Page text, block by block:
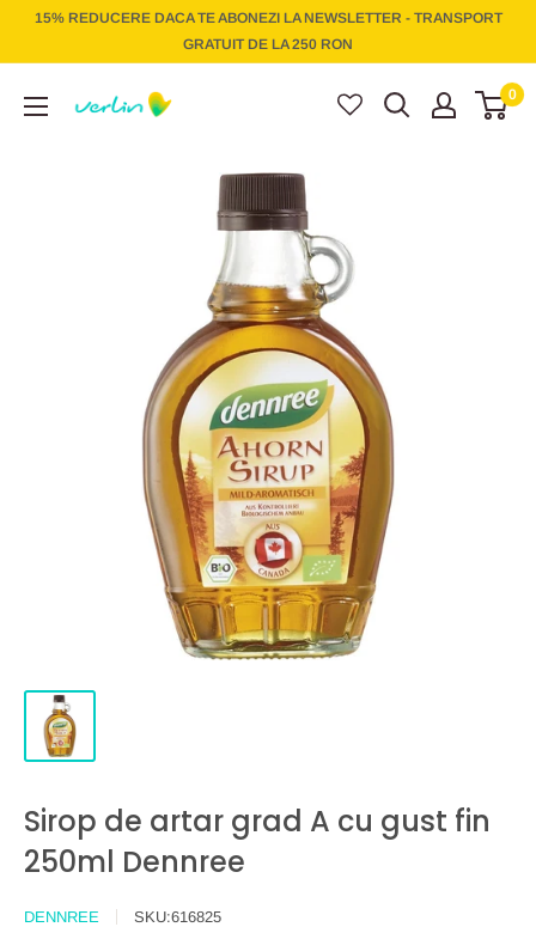
15% REDUCERE DACA TE ABONEZI LA NEWSLETTER - TRANSPORT
GRATUIT DE LA 250 RON
0
Sirop de artar grad A cu gust fin
250ml Dennree
DENNREE SKU:616825